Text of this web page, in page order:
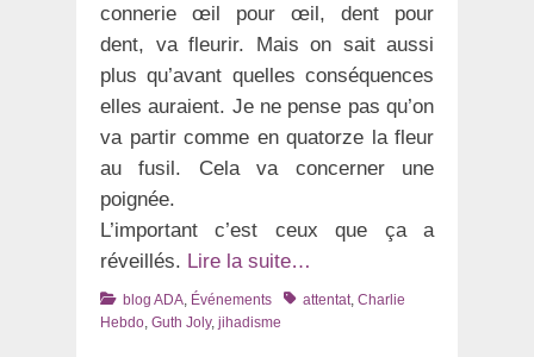
connerie œil pour œil, dent pour
dent, va fleurir. Mais on sait aussi
plus qu’avant quelles conséquences
elles auraient. Je ne pense pas qu’on
va partir comme en quatorze la fleur
au fusil. Cela va concerner une
poignée.
L’important c’est ceux que ça a
réveillés. Lire la suite…
Catégories
blog ADA Événements Tagsattentat Charlie
Hebdo Guth Joly, jihadisme